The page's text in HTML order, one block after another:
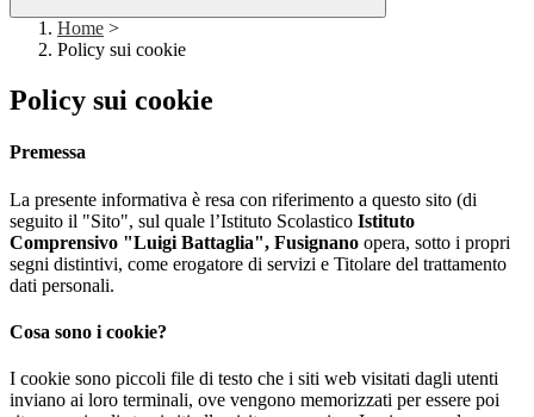
Home >
Policy sui cookie
Policy sui cookie
Premessa
La presente informativa è resa con riferimento a questo sito (di
seguito il "Sito", sul quale l’Istituto Scolastico Istituto
Comprensivo "Luigi Battaglia", Fusignano opera, sotto i propri
segni distintivi, come erogatore di servizi e Titolare del trattamento
dati personali.
Cosa sono i cookie?
I cookie sono piccoli file di testo che i siti web visitati dagli utenti
inviano ai loro terminali, ove vengono memorizzati per essere poi